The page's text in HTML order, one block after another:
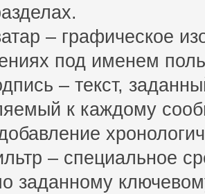
– графическое
под именем
– текст,
к каждому
– специальное
заданному